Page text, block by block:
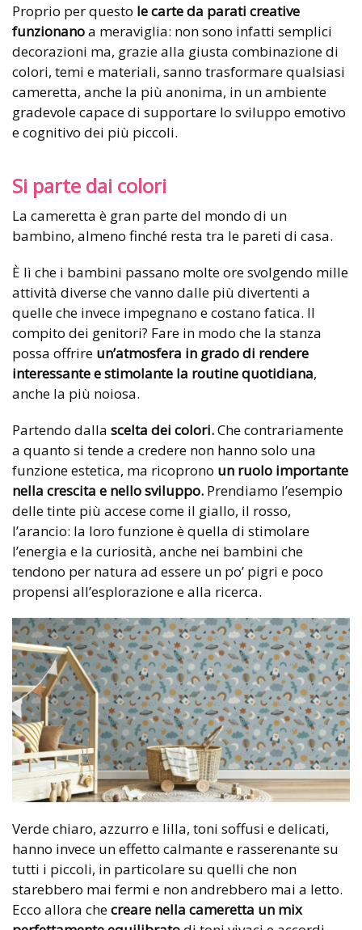
Proprio per questo lecarte da parati creative
funzionanoa meraviglia: non sono infatti semplici
decorazioni ma, grazie alla giusta combinazione di
colori, temi e materiali, sanno trasformare qualsiasi
cameretta, anche la più anonima, in un ambiente
gradevole capace di supportare lo sviluppo emotivo
e cognitivo dei più piccoli.
Si parte dai colori
La cameretta è gran parte del mondo di un
bambino, almeno finché resta tra le pareti di casa.
È lì che i bambini passano molte ore svolgendo mille
attività diverse che vanno dalle più divertenti a
quelle che invece impegnano e costano fatica. Il
compito dei genitori? Fare in modo che la stanza
possa offrire un’atmosfera in grado di rendere
interessante e stimolante la routine quotidiana,
anche la più noiosa.
Partendo dalla scelta dei colori.Che contrariamente
a quanto si tende a credere non hanno solo una
funzione estetica, ma ricoprono un ruolo importante
nella crescita e nello sviluppo. Prendiamo l’esempio
delle tinte più accese come il giallo, il rosso,
l’arancio: la loro funzione è quella di stimolare
l’energia e la curiosità, anche nei bambini che
tendono per natura ad essere un po’ pigri e poco
propensi all’esplorazione e alla ricerca.
Verde chiaro, azzurro e lilla, toni soffusi e delicati,
hanno invece un effetto calmante e rasserenante su
tutti i piccoli, in particolare su quelli che non
starebbero mai fermi e non andrebbero mai a letto.
Ecco allora checreare nella cameretta un mix